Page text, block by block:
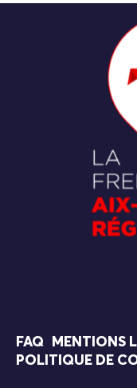
FAQ MENTIONS
POLITIQUE DE